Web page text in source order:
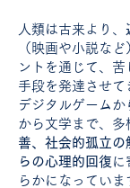
人類は古来より、
（映画や小説な
ントを通じて、
手段を発達させて
デジタルゲーム
から文学まで、多
善、社会的孤立
らの心理的回復 に
らかになってい